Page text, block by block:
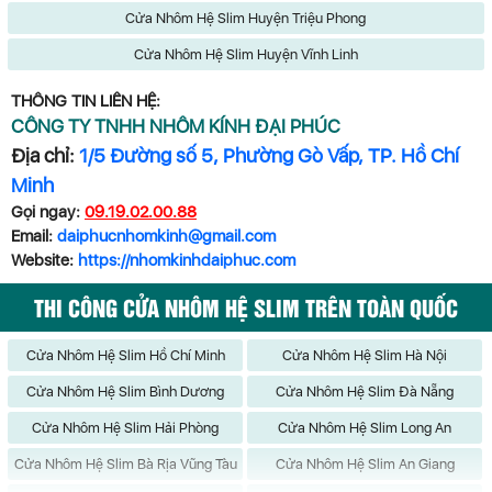
Cửa Nhôm Hệ Slim Huyện Triệu Phong
Cửa Nhôm Hệ Slim Huyện Vĩnh Linh
THÔNG TIN LIÊN HỆ:
CÔNG TY TNHH NHÔM KÍNH ĐẠI PHÚC
Địa chỉ: 1/5 Đường số 5, Phường Gò Vấp, TP. Hồ Chí
Minh
Gọi ngay: 09.19.02.00.88
Email: daiphucnhomkinh@gmail.com
Website: https://nhomkinhdaiphuc.com
THI CÔNG CỬA NHÔM HỆ SLIM TRÊN TOÀN QUỐC
Cửa Nhôm Hệ Slim Hồ Chí Minh Cửa Nhôm Hệ Slim Hà Nội
Cửa Nhôm Hệ Slim Bình Dương Cửa Nhôm Hệ Slim Đà Nẵng
Cửa Nhôm Hệ Slim Hải Phòng Cửa Nhôm Hệ Slim Long An
Cửa Nhôm Hệ Slim Bà Rịa Vũng Tàu Cửa Nhôm Hệ Slim An Giang